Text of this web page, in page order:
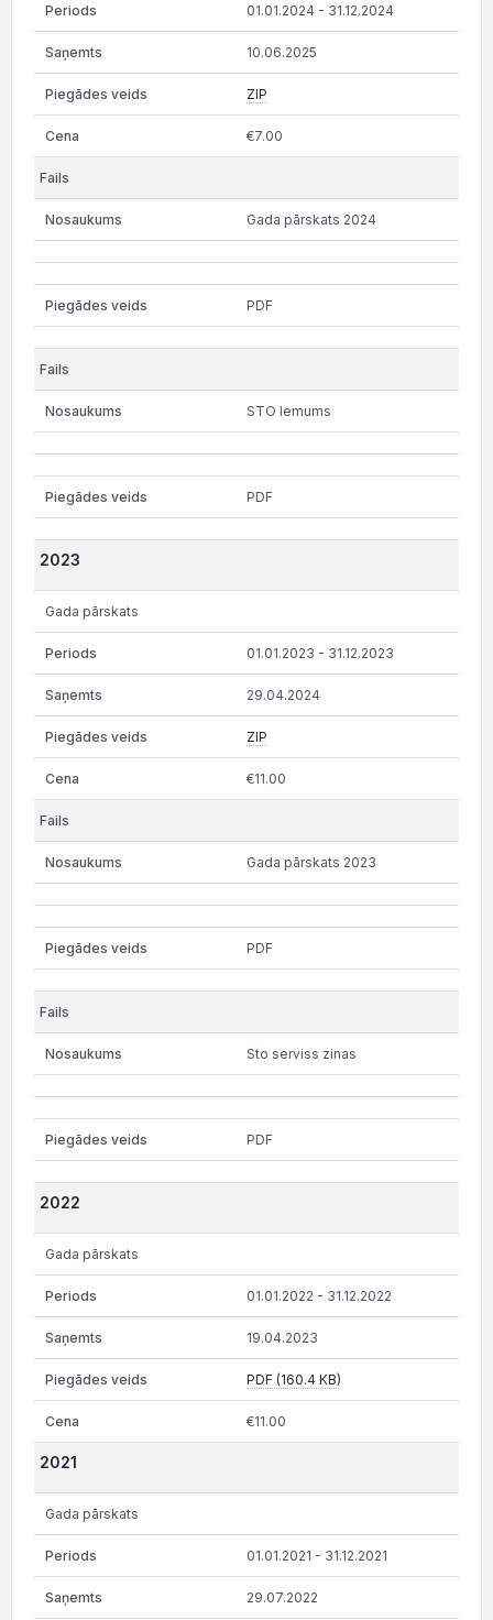
01.01.2024 - 31.12.2024
10.06.2025
ZIP
€7.00
Gada pārskats 2024
PDF
STO lemums
PDF
2023
Gada pārskats
01.01.2023 - 31.12.2023
29.04.2024
ZIP
€11.00
Gada pārskats 2023
PDF
Sto serviss zinas
PDF
2022
Gada pārskats
01.01.2022 - 31.12.2022
19.04.2023
PDF (160.4 KB)
€11.00
2021
Gada pārskats
01.01.2021 - 31.12.2021
29.07.2022